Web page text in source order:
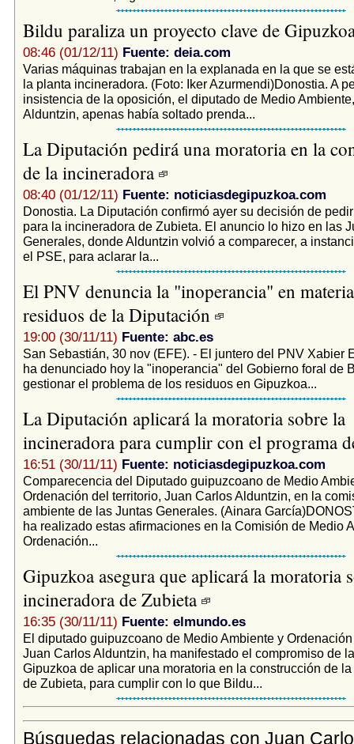
Bildu paraliza un proyecto clave de
08:46 (01/12/11) Fuente: deia.com
Varias máquinas trabajan en la explanada en la que se
la planta incineradora. (Foto: Iker Azurmendi)Donostia. A
insistencia de la oposición, el diputado de Medio
Alduntzin, apenas había soltado prenda...
La Diputación pedirá una moratoria en la
de la incineradora
08:40 (01/12/11) Fuente: noticiasdegipuzkoa.com
Donostia. La Diputación confirmó ayer su decisión de
para la incineradora de Zubieta. El anuncio lo hizo en las
Generales, donde Alduntzin volvió a comparecer, a
el PSE, para aclarar la...
El PNV denuncia la "inoperancia" en
residuos de la Diputación
19:00 (30/11/11) Fuente: abc.es
San Sebastián, 30 nov (EFE). - El juntero del PNV Xabier
ha denunciado hoy la "inoperancia" del Gobierno foral de
gestionar el problema de los residuos en Gipuzkoa...
La Diputación aplicará la moratoria sobre la
incineradora para cumplir con el programa
16:51 (30/11/11) Fuente: noticiasdegipuzkoa.com
Comparecencia del Diputado guipuzcoano de Medio
Ordenación del territorio, Juan Carlos Alduntzin, en la
ambiente de las Juntas Generales. (Ainara
ha realizado estas afirmaciones en la Comisión de Medio
Ordenación...
Gipuzkoa asegura que aplicará la moratoria
incineradora de Zubieta
16:35 (30/11/11) Fuente: elmundo.es
El diputado guipuzcoano de Medio Ambiente y
Juan Carlos Alduntzin, ha manifestado el compromiso de
Gipuzkoa de aplicar una moratoria en la construcción de
de Zubieta, para cumplir con lo que Bildu...
Búsquedas relacionadas con Juan